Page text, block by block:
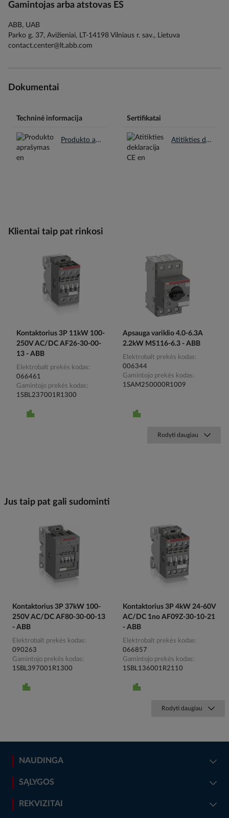
Gamintojas arba atstovas ES
ABB, UAB
Parko g. 37, Avižieniai, LT-14198 Vilniaus r. sav., Lietuva
contact.center@lt.abb.com
Dokumentai
Techninė informacija
Produkto aprašymas en.pdf
Sertifikatai
Atitikties deklaracija CE en.pdf
Klientai taip pat rinkosi
Kontaktorius 3P 11kW 100-
250V AC/DC AF26-30-00-
13 - ABB
Elektrobalt prekės kodas
066461
Gamintojo prekės kodas
1SBL237001R1300
Apsauga variklio 4.0-6.3A
2.2kW MS116-6.3 - ABB
Elektrobalt prekės kodas
006344
Gamintojo prekės kodas
1SAM250000R1009
Rodyti daugiau
Jus taip pat gali sudominti
Kontaktorius 3P 37kW 100-
250V AC/DC AF80-30-00-13
- ABB
Elektrobalt prekės kodas
090263
Gamintojo prekės kodas
1SBL397001R1300
Kontaktorius 3P 4kW 24-60V
AC/DC 1no AF09Z-30-10-21
- ABB
Elektrobalt prekės kodas
066857
Gamintojo prekės kodas
1SBL136001R2110
Rodyti daugiau
NAUDINGA
SĄLYGOS
REKVIZITAI